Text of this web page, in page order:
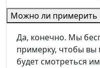
Можно ли примерить
Да, конечно. Мы
примерку, чтобы вы
будет смотреться